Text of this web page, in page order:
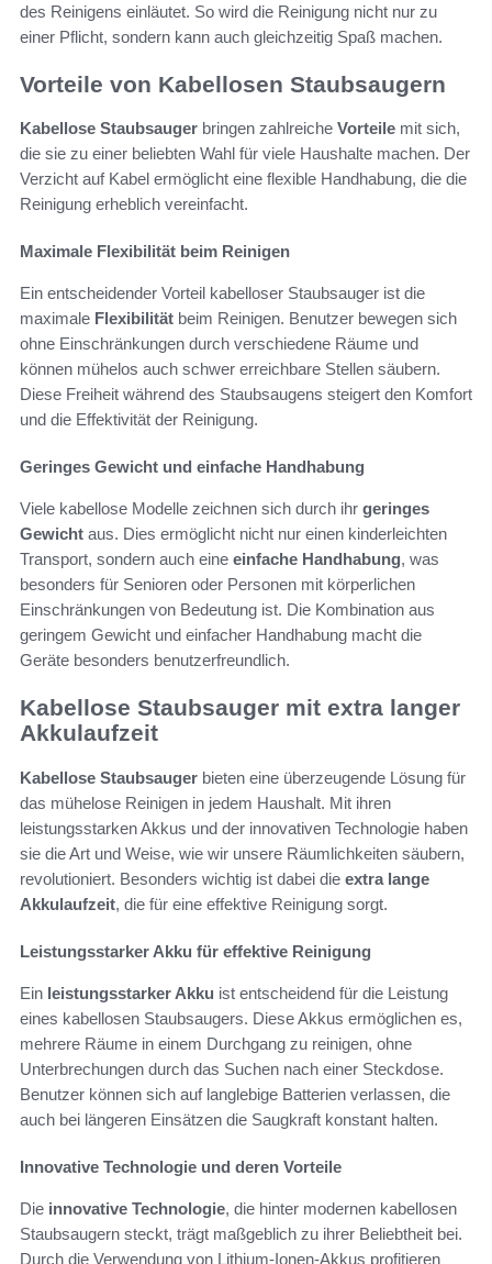
des Reinigens einläutet. So wird die Reinigung nicht nur zu
einer Pflicht, sondern kann auch gleichzeitig Spaß machen.
Vorteile von Kabellosen Staubsaugern
Kabellose Staubsauger bringen zahlreiche Vorteile mit sich,
die sie zu einer beliebten Wahl für viele Haushalte machen. Der
Verzicht auf Kabel ermöglicht eine flexible Handhabung, die die
Reinigung erheblich vereinfacht.
Maximale Flexibilität beim Reinigen
Ein entscheidender Vorteil kabelloser Staubsauger ist die
maximale Flexibilität beim Reinigen. Benutzer bewegen sich
ohne Einschränkungen durch verschiedene Räume und
können mühelos auch schwer erreichbare Stellen säubern.
Diese Freiheit während des Staubsaugens steigert den Komfort
und die Effektivität der Reinigung.
Geringes Gewicht und einfache Handhabung
Viele kabellose Modelle zeichnen sich durch ihr geringes
Gewicht aus. Dies ermöglicht nicht nur einen kinderleichten
Transport, sondern auch eine einfache Handhabung, was
besonders für Senioren oder Personen mit körperlichen
Einschränkungen von Bedeutung ist. Die Kombination aus
geringem Gewicht und einfacher Handhabung macht die
Geräte besonders benutzerfreundlich.
Kabellose Staubsauger mit extra langer
Akkulaufzeit
Kabellose Staubsauger bieten eine überzeugende Lösung für
das mühelose Reinigen in jedem Haushalt. Mit ihren
leistungsstarken Akkus und der innovativen Technologie haben
sie die Art und Weise, wie wir unsere Räumlichkeiten säubern,
revolutioniert. Besonders wichtig ist dabei die extra lange
Akkulaufzeit, die für eine effektive Reinigung sorgt.
Leistungsstarker Akku für effektive Reinigung
Ein leistungsstarker Akku ist entscheidend für die Leistung
eines kabellosen Staubsaugers. Diese Akkus ermöglichen es,
mehrere Räume in einem Durchgang zu reinigen, ohne
Unterbrechungen durch das Suchen nach einer Steckdose.
Benutzer können sich auf langlebige Batterien verlassen, die
auch bei längeren Einsätzen die Saugkraft konstant halten.
Innovative Technologie und deren Vorteile
Die innovative Technologie, die hinter modernen kabellosen
Staubsaugern steckt, trägt maßgeblich zu ihrer Beliebtheit bei.
Durch die Verwendung von Lithium-Ionen-Akkus profitieren